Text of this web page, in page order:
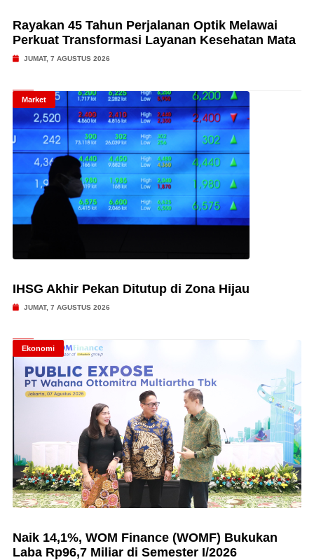
Rayakan 45 Tahun Perjalanan Optik Melawai
Perkuat Transformasi Layanan Kesehatan Mata
JUMAT, 7 AGUSTUS 2026
Market
IHSG Akhir Pekan Ditutup di Zona Hijau
JUMAT, 7 AGUSTUS 2026
Ekonomi
Naik 14,1%, WOM Finance (WOMF) Bukukan
Laba Rp96,7 Miliar di Semester I/2026